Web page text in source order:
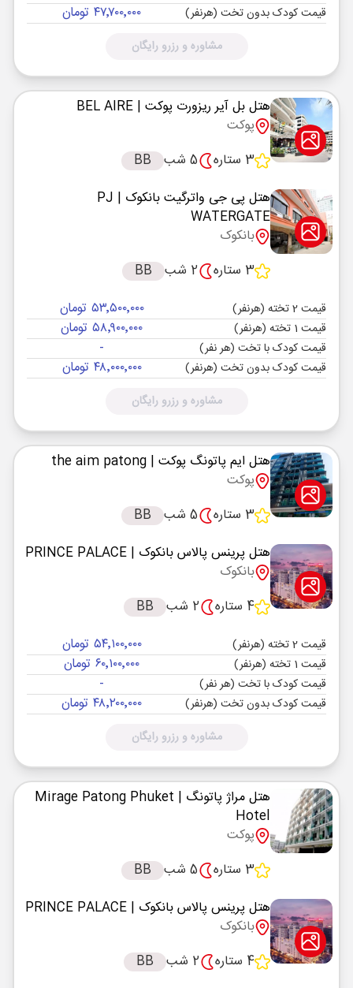
قیمت کودک بدون تخت (هرنفر) ۴۷٬۷۰۰٬۰۰۰ تومان
مشاوره و رزرو رایگان
هتل بل آیر ریزورت پوکت | BEL AIRE
پوکت
3 ستاره
5 شب
BB
هتل پی جی واترگیت بانکوک
| PJ
WATERGATE
بانکوک
3 ستاره
2 شب BB
قیمت 2 تخته (هرنفر) ۵۳٬۵۰۰٬۰۰۰ تومان
قیمت 1 تخته (هرنفر) ۵۸٬۹۰۰٬۰۰۰ تومان
قیمت کودک با تخت (هر نفر) -
قیمت کودک بدون تخت (هرنفر) ۴۸٬۰۰۰٬۰۰۰ تومان
مشاوره و رزرو رایگان
هتل ایم پاتونگ پوکت | the aim patong
پوکت
3 ستاره
5 شب
BB
هتل پرینس پالاس بانکوک | PRINCE PALACE
بانکوک
4 ستاره
2 شب BB
قیمت 2 تخته (هرنفر) ۵۴٬۱۰۰٬۰۰۰ تومان
قیمت 1 تخته (هرنفر) ۶۰٬۱۰۰٬۰۰۰ تومان
قیمت کودک با تخت (هر نفر) -
قیمت کودک بدون تخت (هرنفر) ۴۸٬۲۰۰٬۰۰۰ تومان
مشاوره و رزرو رایگان
هتل مراژ پاتونگ
| Mirage Patong Phuket
Hotel
پوکت
3 ستاره
5 شب
BB
هتل پرینس پالاس بانکوک | PRINCE PALACE
بانکوک
4 ستاره
2 شب BB